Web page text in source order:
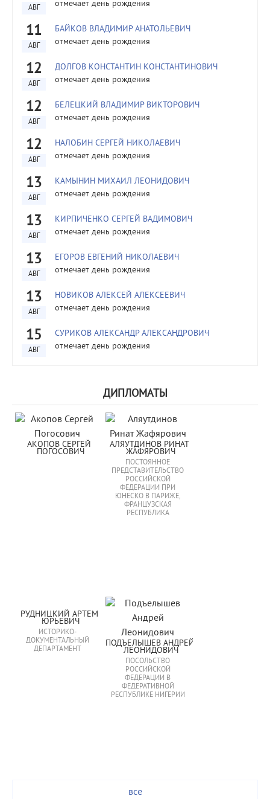
АВГ отмечает день рождения
11
АВГ
БАЙКОВ ВЛАДИМИР АНАТОЛЬЕВИЧ
отмечает день рождения
12
АВГ
ДОЛГОВ КОНСТАНТИН КОНСТАНТИНОВИЧ
отмечает день рождения
12
АВГ
БЕЛЕЦКИЙ ВЛАДИМИР ВИКТОРОВИЧ
отмечает день рождения
12
АВГ
НАЛОБИН СЕРГЕЙ НИКОЛАЕВИЧ
отмечает день рождения
13
АВГ
КАМЫНИН МИХАИЛ ЛЕОНИДОВИЧ
отмечает день рождения
13
АВГ
КИРПИЧЕНКО СЕРГЕЙ ВАДИМОВИЧ
отмечает день рождения
13
АВГ
ЕГОРОВ ЕВГЕНИЙ НИКОЛАЕВИЧ
отмечает день рождения
13
АВГ
НОВИКОВ АЛЕКСЕЙ АЛЕКСЕЕВИЧ
отмечает день рождения
15
АВГ
СУРИКОВ АЛЕКСАНДР АЛЕКСАНДРОВИЧ
отмечает день рождения
ДИПЛОМАТЫ
АКОПОВ СЕРГЕЙ
ПОГОСОВИЧ
АЛЯУТДИНОВ РИНАТ
ЖАФЯРОВИЧ
ПОСТОЯННОЕ
ПРЕДСТАВИТЕЛЬСТВО
РОССИЙСКОЙ
ФЕДЕРАЦИИ ПРИ
ЮНЕСКО В ПАРИЖЕ,
ФРАНЦУЗСКАЯ
РЕСПУБЛИКА
РУДНИЦКИЙ АРТЕМ
ЮРЬЕВИЧ
ИСТОРИКО-
ДОКУМЕНТАЛЬНЫЙ
ДЕПАРТАМЕНТ
ПОДЪЕЛЫШЕВ АНДРЕЙ
ЛЕОНИДОВИЧ
ПОСОЛЬСТВО
РОССИЙСКОЙ
ФЕДЕРАЦИИ В
ФЕДЕРАТИВНОЙ
РЕСПУБЛИКЕ НИГЕРИИ
все